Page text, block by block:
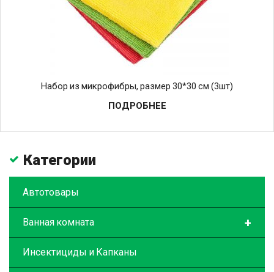
Набор из микрофибры, размер 30*30 см (3шт)
ПОДРОБНЕЕ
Категории
Автотовары
+
Ванная комната
Инсектициды и Капканы